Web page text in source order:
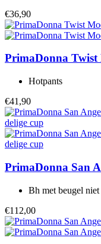
€36,90
PrimaDonna Twist
Hotpants
€41,90
PrimaDonna San
Bh met beugel
€112,00